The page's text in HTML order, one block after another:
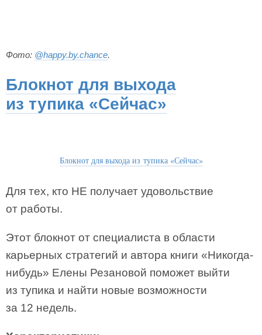
Фото: @happy.by.chance.
Блокнот для выхода
из тупика «Сейчас»
Блокнот для выхода из тупика «Сейчас»
Для тех, кто НЕ получает удовольствие
от работы.
Этот блокнот от специалиста в области
карьерных стратегий и автора книги «Никогда-
нибудь» Елены Резановой поможет выйти
из тупика и найти новые возможности
за 12 недель.